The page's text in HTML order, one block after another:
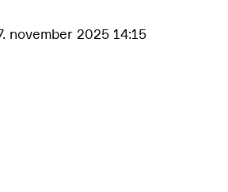
november 2025 14:15